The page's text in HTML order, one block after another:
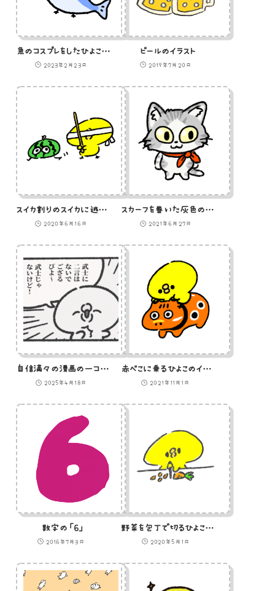
魚のコスプレをしたひよこのイラスト
2023年2月23日
ビールのイラスト
2019年7月20日
スイカ割りのスイカに逃げられてるやつのイラスト
2020年6月16日
スカーフを巻いた灰色の猫のイラスト
2021年6月27日
自信満々の漫画の一コマ風ひよこ
2025年4月18日
赤べこに乗るひよこのイラスト
2021年11月1日
数字の「6」
2016年7月3日
野菜を包丁で切るひよこのイラスト
2020年5月1日